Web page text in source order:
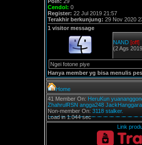
Cendol: 0
Register: 22 Jul 2019 21:57
Terakhir berkunjung: 29 Nov 2020
1 visitor message
NAND [off]
(2 Ags
Ngei fotone piye
Hanya member yg bisa menulis
Home
41 Member On: HeruKun
ZhahrulRSN angga248 JackHanggara
Non-member On: 3118 stalker.
Load in 1.044 sec
Link